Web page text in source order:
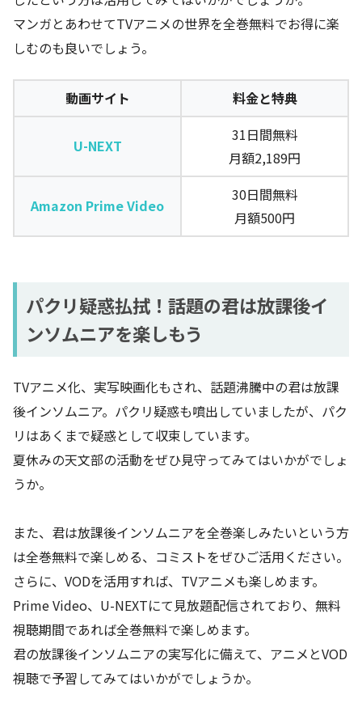
マンガとあわせてTVアニメの世界を全巻無料でお得に楽
しむのも良いでしょう。
動画サイト 料金と特典
U-NEXT
31日間無料
月額2,189円
Amazon Prime Video
30日間無料
月額500円
パクリ疑惑払拭！話題の君は放課後イ
ンソムニアを楽しもう
TVアニメ化、実写映画化もされ、話題沸騰中の君は放課
後インソムニア。パクリ疑惑も噴出していましたが、パク
リはあくまで疑惑として収束しています。
夏休みの天文部の活動をぜひ見守ってみてはいかがでしょ
うか。
また、君は放課後インソムニアを全巻楽しみたいという方
は全巻無料で楽しめる、コミストをぜひご活用ください。
さらに、VODを活用すれば、TVアニメも楽しめます。
Prime Video、U-NEXTにて見放題配信されており、無料
視聴期間であれば全巻無料で楽しめます。
君の放課後インソムニアの実写化に備えて、アニメとVOD
視聴で予習してみてはいかがでしょうか。